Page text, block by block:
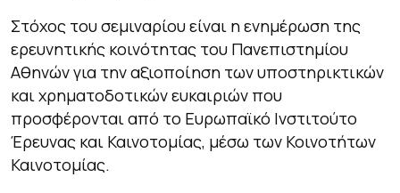
Στόχος του σεμιναρίου είναι η ενημέρωση της
ερευνητικής κοινότητας του Πανεπιστημίου
Αθηνών για την αξιοποίηση των υποστηρικτικών
και χρηματοδοτικών ευκαιριών που
προσφέρονται από το Ευρωπαϊκό Ινστιτούτο
Έρευνας και Καινοτομίας, μέσω των Κοινοτήτων
Καινοτομίας.